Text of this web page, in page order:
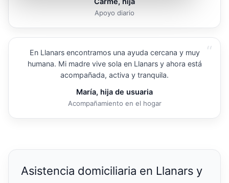
Apoyo diario
“
En Llanars encontramos una ayuda cercana y muy
humana. Mi madre vive sola en Llanars y ahora está
acompañada, activa y tranquila.
María, hija de usuaria
Acompañamiento en el hogar
Asistencia domiciliaria en Llanars y